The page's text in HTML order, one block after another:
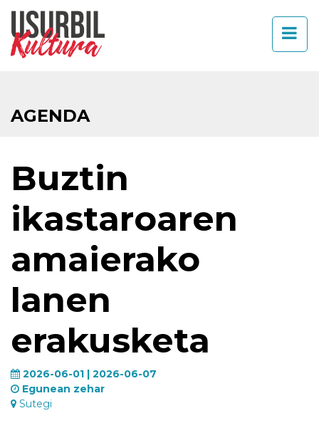
AGENDA
Buztin
ikastaroaren
amaierako
lanen
erakusketa
2026-06-01 | 2026-06-07
Egunean zehar
Sutegi